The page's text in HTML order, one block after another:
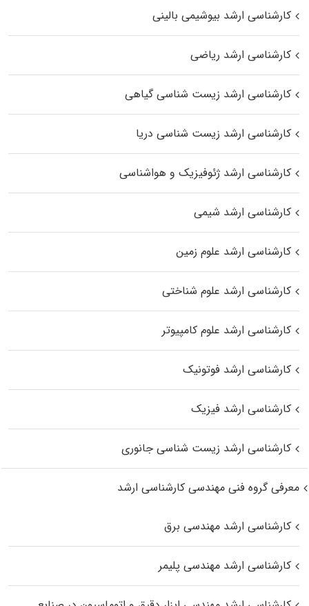
کارشناسی ارشد بیوشیمی بالینی
کارشناسی ارشد ریاضی
کارشناسی ارشد زیست‌ شناسی گیاهی
کارشناسی ارشد زیست‌ شناسی دریا
کارشناسی ارشد ژئوفیزیک و هواشناسی
کارشناسی ارشد شیمی
کارشناسی ارشد علوم زمین
کارشناسی ارشد علوم شناختی
کارشناسی ارشد علوم کامپیوتر
کارشناسی ارشد فوتونیک
کارشناسی ارشد فیزیک
کارشناسی ارشد زیست‌ شناسی جانوری
معرفی گروه فنی مهندسی کارشناسی ارشد
کارشناسی ارشد مهندسی برق
کارشناسی ارشد مهندسی پلیمر